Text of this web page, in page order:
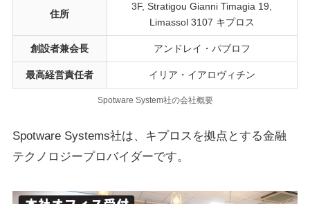
住所
3F, Stratigou Gianni Timagia 19,
Limassol 3107 キプロス
創設者兼会長 アンドレイ・パブロフ
最高経営責任者 イリア・イアロヴィチン
Spotware System社の会社概要
Spotware Systems社は、キプロスを拠点とする金融
テクノロジープロバイダーです。